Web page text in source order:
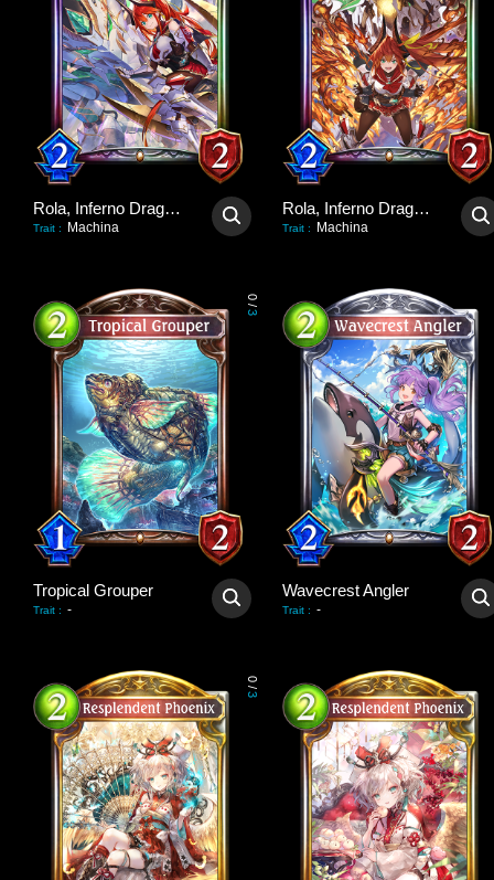
Rola, Inferno Dragoon
Trait : Machina
Rola, Inferno Dragoon
Trait : Machina
0
/
3
Tropical Grouper
Trait : -
Wavecrest Angler
Trait : -
0
/
3